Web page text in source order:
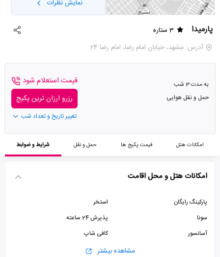
نمایش نظرات
پارمیدا
3 ستاره
آدرس: مشهد، خیابان امام رضا، امام رضا 24
به مدت 3 شب
حمل و نقل هوایی
قیمت استعلام شود
رزرو ارزان ترین پکیج
تغییر تاریخ و تعداد شب
امکانات هتل قیمت پکیج ها حمل و نقل شرایط و ضوابط
امکانات هتل و محل اقامت
پارکینگ رایگان
استخر
سونا
پذیرش 24 ساعته
آسانسور
کافی شاپ
مشاهده بیشتر